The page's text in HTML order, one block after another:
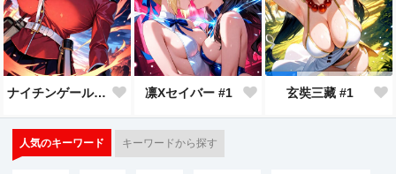
ナイチンゲール #1 凛Xセイバー #1 玄奘三藏 #1
人気のキーワード キーワードから探す